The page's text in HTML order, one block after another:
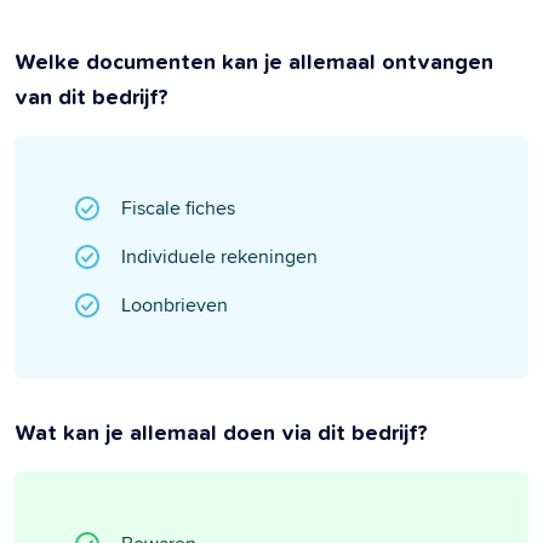
Welke documenten kan je allemaal ontvangen
van dit bedrijf?
Fiscale fiches
Individuele rekeningen
Loonbrieven
Wat kan je allemaal doen via dit bedrijf?